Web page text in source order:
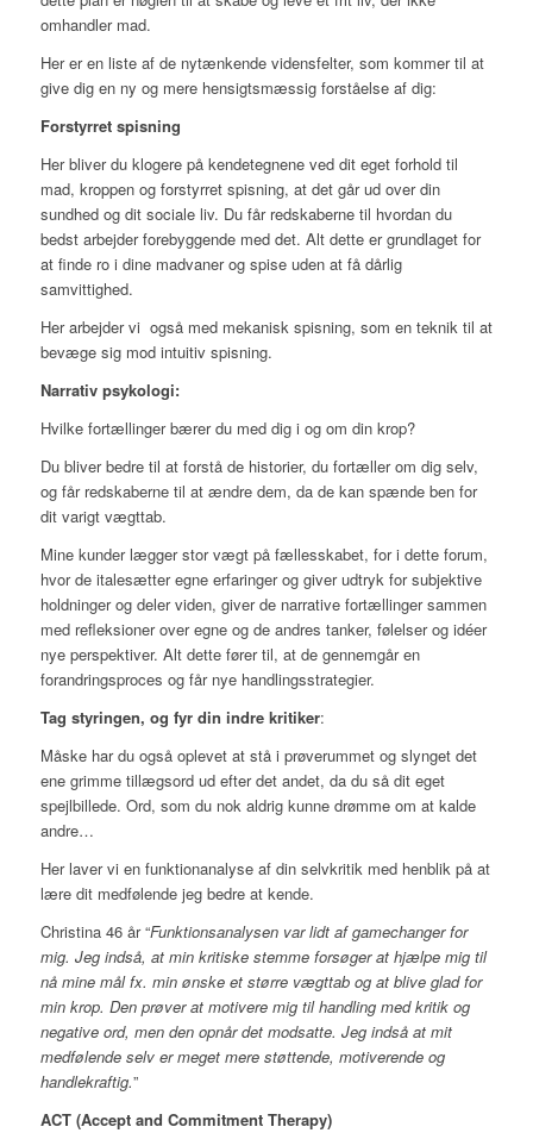
omhandler mad.
Her er en liste af de nytænkende vidensfelter, som kommer til at
give dig en ny og mere hensigtsmæssig forståelse af dig:
Forstyrret spisning
Her bliver du klogere på kendetegnene ved dit eget forhold til
mad, kroppen og forstyrret spisning, at det går ud over din
sundhed og dit sociale liv. Du får redskaberne til hvordan du
bedst arbejder forebyggende med det. Alt dette er grundlaget for
at finde ro i dine madvaner og spise uden at få dårlig
samvittighed.
Her arbejder vi også med mekanisk spisning, som en teknik til at
bevæge sig mod intuitiv spisning.
Narrativ psykologi:
Hvilke fortællinger bærer du med dig i og om din krop?
Du bliver bedre til at forstå de historier, du fortæller om dig selv,
og får redskaberne til at ændre dem, da de kan spænde ben for
dit varigt vægttab.
Mine kunder lægger stor vægt på fællesskabet, for i dette forum,
hvor de italesætter egne erfaringer og giver udtryk for subjektive
holdninger og deler viden, giver de narrative fortællinger sammen
med refleksioner over egne og de andres tanker, følelser og idéer
nye perspektiver. Alt dette fører til, at de gennemgår en
forandringsproces og får nye handlingsstrategier.
Tag styringen, og fyr din indre kritiker:
Måske har du også oplevet at stå i prøverummet og slynget det
ene grimme tillægsord ud efter det andet, da du så dit eget
spejlbillede. Ord, som du nok aldrig kunne drømme om at kalde
andre…
Her laver vi en funktionanalyse af din selvkritik med henblik på at
lære dit medfølende jeg bedre at kende.
Christina 46 år “Funktionsanalysen var lidt af gamechanger for
mig. Jeg indså, at min kritiske stemme forsøger at hjælpe mig til
nå mine mål fx. min ønske et større vægttab og at blive glad for
min krop. Den prøver at motivere mig til handling med kritik og
negative ord, men den opnår det modsatte. Jeg indså at mit
medfølende selv er meget mere støttende, motiverende og
handlekraftig.”
ACT (Accept and Commitment Therapy)